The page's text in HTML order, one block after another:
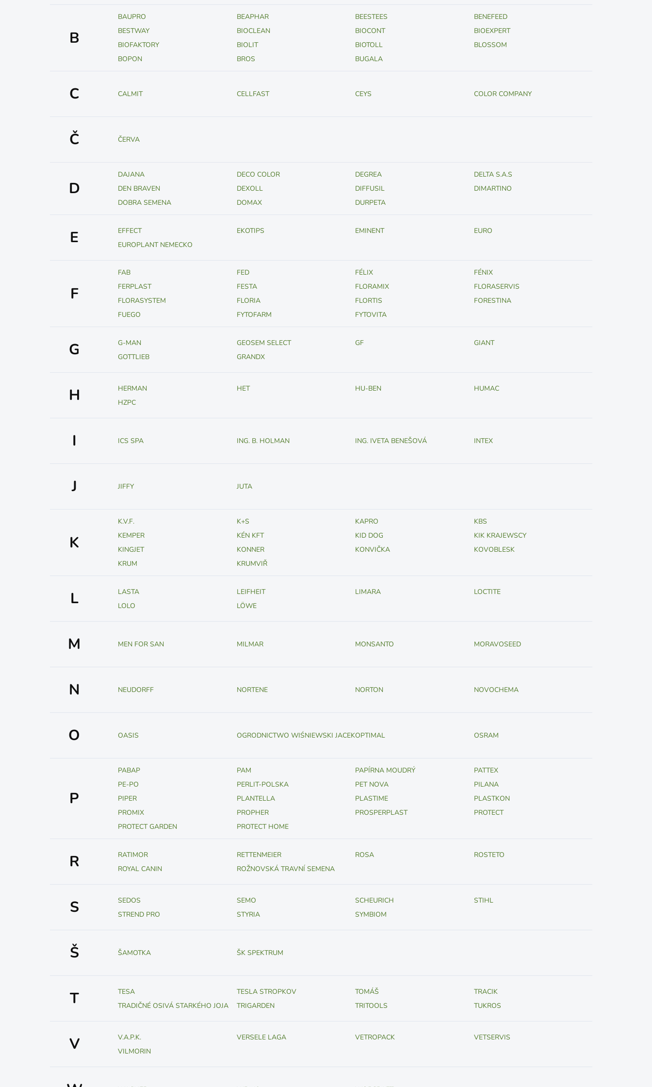
B
BAUPRO BEAPHAR BEESTEES
BENEFEED
BESTWAY
BIOCLEAN BIOCONT
BIOEXPERT
BIOFAKTORY
BIOLIT BIOTOLL
BLOSSOM
BOPON
BROS BUGALA
C CALMIT CELLFAST CEYS COLOR COMPANY
Č ČERVA
D
DAJANA DECO COLOR DEGREA
DELTA S.A.S
DEN BRAVEN
DEXOLL DIFFUSIL
DIMARTINO
DOBRA SEMENA
DOMAX DURPETA
E EFFECT EKOTIPS EMINENT
EURO
EUROPLANT NEMECKO
F
FAB FED FÉLIX
FÉNIX
FERPLAST
FESTA FLORAMIX
FLORASERVIS
FLORASYSTEM
FLORIA FLORTIS
FORESTINA
FUEGO
FYTOFARM FYTOVITA
G G-MAN GEOSEM SELECT GF
GIANT
GOTTLIEB
GRANDX
H HERMAN HET HU-BEN
HUMAC
HZPC
I ICS SPA ING. B. HOLMAN ING. IVETA BENEŠOVÁ INTEX
J JIFFY JUTA
K
K.V.F. K+S KAPRO
KBS
KEMPER
KÉN KFT KID DOG
KIK KRAJEWSCY
KINGJET
KONNER KONVIČKA
KOVOBLESK
KRUM
KRUMVIŘ
L LASTA LEIFHEIT LIMARA
LOCTITE
LOLO
LÖWE
M MEN FOR SAN MILMAR MONSANTO MORAVOSEED
N NEUDORFF NORTENE NORTON NOVOCHEMA
O OASIS OGRODNICTWO WIŚNIEWSKI JACEKOPTIMAL OSRAM
P
PABAP PAM PAPÍRNA MOUDRÝ
PATTEX
PE-PO
PERLIT-POLSKA PET NOVA
PILANA
PIPER
PLANTELLA PLASTIME
PLASTKON
PROMIX
PROPHER PROSPERPLAST
PROTECT
PROTECT GARDEN
PROTECT HOME
R RATIMOR RETTENMEIER ROSA
ROSTETO
ROYAL CANIN
ROŽNOVSKÁ TRAVNÍ SEMENA
S SEDOS SEMO SCHEURICH
STIHL
STREND PRO
STYRIA SYMBIOM
Š ŠAMOTKA ŠK SPEKTRUM
T TESA TESLA STROPKOV TOMÁŠ
TRACIK
TRADIČNÉ OSIVÁ STARKÉHO JOJA
TRIGARDEN TRITOOLS TUKROS
V V.A.P.K. VERSELE LAGA VETROPACK
VETSERVIS
VILMORIN